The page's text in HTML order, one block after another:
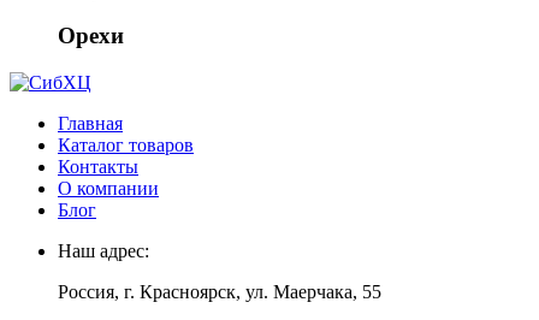
Орехи
Главная
Каталог товаров
Контакты
О компании
Блог
Наш адрес:
Россия, г. Красноярск, ул. Маерчака, 55